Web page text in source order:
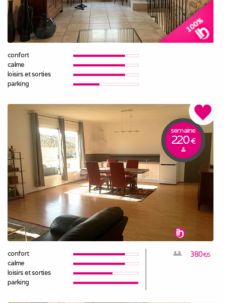
confort
calme
loisirs et sorties
parking
semaine
220€
confort
calme
loisirs et sorties
parking
380€/S